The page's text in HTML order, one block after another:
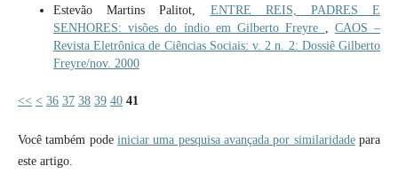
Estevão Martins Palitot, ENTRE REIS, PADRES E
SENHORES: visões do índio em Gilberto Freyre , CAOS –
Revista Eletrônica de Ciências Sociais: v. 2 n. 2: Dossiê Gilberto
Freyre/nov. 2000
<< < 36 37 38 39 40 41
Você também pode iniciar uma pesquisa avançada por similaridadepara
este artigo.